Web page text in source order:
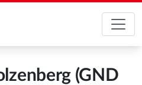
(GND